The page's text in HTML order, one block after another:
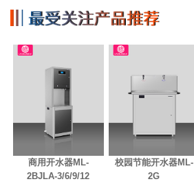
商用开水器ML-
2BJLA-3/6/9/12
校园节能开水器ML-
2G